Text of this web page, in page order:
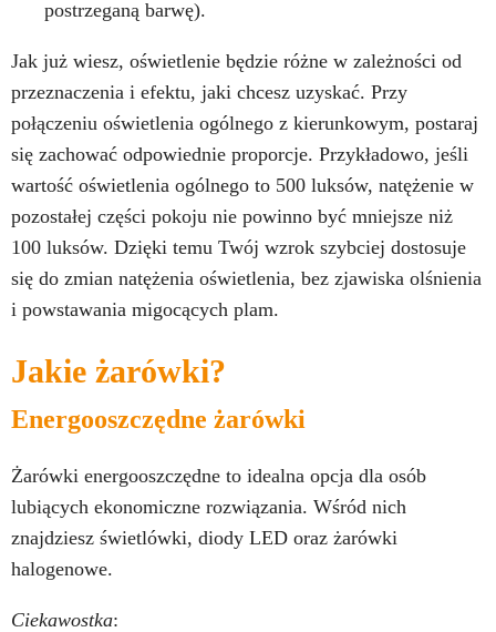
postrzeganą barwę).
Jak już wiesz, oświetlenie będzie różne w zależności od
przeznaczenia i efektu, jaki chcesz uzyskać. Przy
połączeniu oświetlenia ogólnego z kierunkowym, postaraj
się zachować odpowiednie proporcje. Przykładowo, jeśli
wartość oświetlenia ogólnego to 500 luksów, natężenie w
pozostałej części pokoju nie powinno być mniejsze niż
100 luksów. Dzięki temu Twój wzrok szybciej dostosuje
się do zmian natężenia oświetlenia, bez zjawiska olśnienia
i powstawania migocących plam.
Jakie żarówki?
Energooszczędne żarówki
Żarówki energooszczędne to idealna opcja dla osób
lubiących ekonomiczne rozwiązania. Wśród nich
znajdziesz świetlówki, diody LED oraz żarówki
halogenowe.
Ciekawostka: